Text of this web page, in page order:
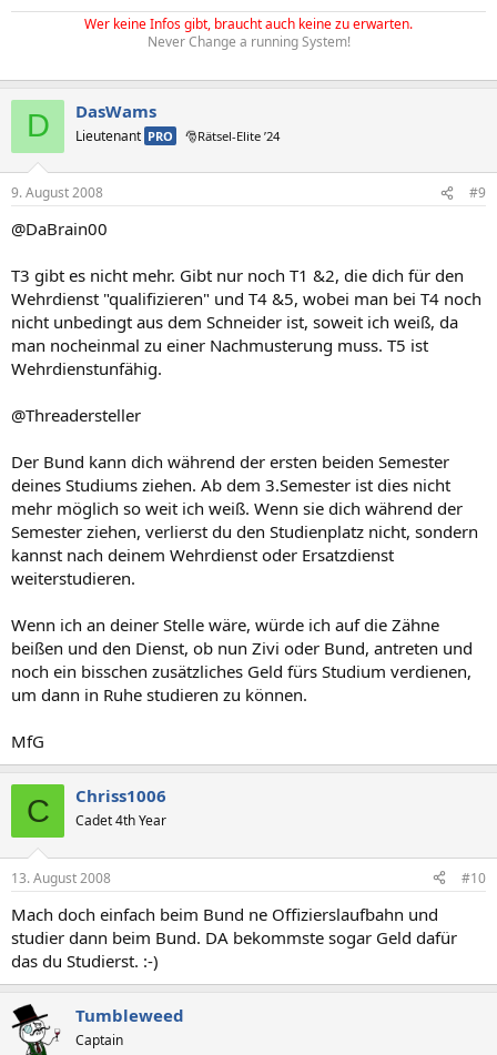
Wer keine Infos gibt, braucht auch keine zu erwarten.
Never Change a running System!
D DasWams
Lieutenant PRO 🎅Rätsel-Elite ’24
9. August 2008 #9
@DaBrain00
T3 gibt es nicht mehr. Gibt nur noch T1 &2, die dich für den
Wehrdienst "qualifizieren" und T4 &5, wobei man bei T4 noch
nicht unbedingt aus dem Schneider ist, soweit ich weiß, da
man nocheinmal zu einer Nachmusterung muss. T5 ist
Wehrdienstunfähig.
@Threadersteller
Der Bund kann dich während der ersten beiden Semester
deines Studiums ziehen. Ab dem 3.Semester ist dies nicht
mehr möglich so weit ich weiß. Wenn sie dich während der
Semester ziehen, verlierst du den Studienplatz nicht, sondern
kannst nach deinem Wehrdienst oder Ersatzdienst
weiterstudieren.
Wenn ich an deiner Stelle wäre, würde ich auf die Zähne
beißen und den Dienst, ob nun Zivi oder Bund, antreten und
noch ein bisschen zusätzliches Geld fürs Studium verdienen,
um dann in Ruhe studieren zu können.
MfG
C Chriss1006
Cadet 4th Year
13. August 2008 #10
Mach doch einfach beim Bund ne Offizierslaufbahn und
studier dann beim Bund. DA bekommste sogar Geld dafür
das du Studierst. :-)
Tumbleweed
Captain